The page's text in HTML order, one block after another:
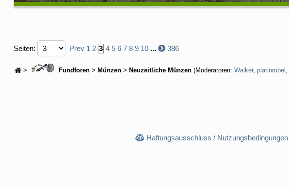
Seiten: Prev 1 2 3 4 5 6 7 8 9 10 ... 386
> Fundforen > Münzen > Neuzeitliche Münzen (Moderatoren: Walker, platinrubel ,
Haftungsausschluss / Nutzungsbedingungen